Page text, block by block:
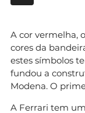
A cor vermelha,
cores da
estes símbolos
fundou a
Modena. O
A Ferrari tem